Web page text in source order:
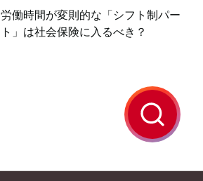
労働時間が変則的な「シフト制パー
ト」は社会保険に入るべき？